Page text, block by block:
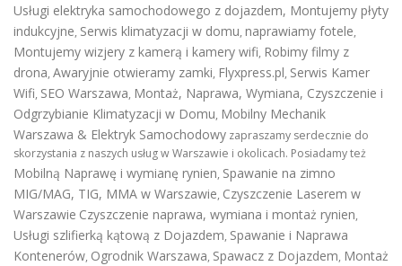
Usługi elektryka samochodowego z dojazdem, Montujemy płyty
indukcyjne, Serwis klimatyzacji w domu, naprawiamy fotele,
Montujemy wizjery z kamerą i kamery wifi, Robimy filmy z
drona, Awaryjnie otwieramy zamki, Flyxpress.pl, Serwis Kamer
Wifi, SEO Warszawa, Montaż, Naprawa, Wymiana, Czyszczenie i
Odgrzybianie Klimatyzacji w Domu, Mobilny Mechanik
Warszawa & Elektryk Samochodowy zapraszamy serdecznie do
skorzystania z naszych usług w Warszawie i okolicach. Posiadamy też
Mobilną Naprawę i wymianę rynien, Spawanie na zimno
MIG/MAG, TIG, MMA w Warszawie, Czyszczenie Laserem w
Warszawie Czyszczenie naprawa, wymiana i montaż rynien,
Usługi szlifierką kątową z Dojazdem, Spawanie i Naprawa
Kontenerów, Ogrodnik Warszawa, Spawacz z Dojazdem, Montaż